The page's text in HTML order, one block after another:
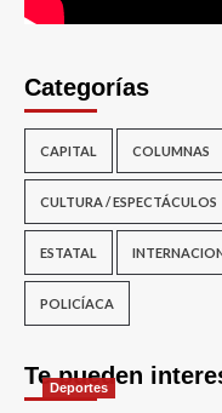
Categorías
CAPITAL COLUMNAS
CULTURA / ESPECTÁCULOS
ESTATAL
POLICÍACA
Te pueden
Deportes